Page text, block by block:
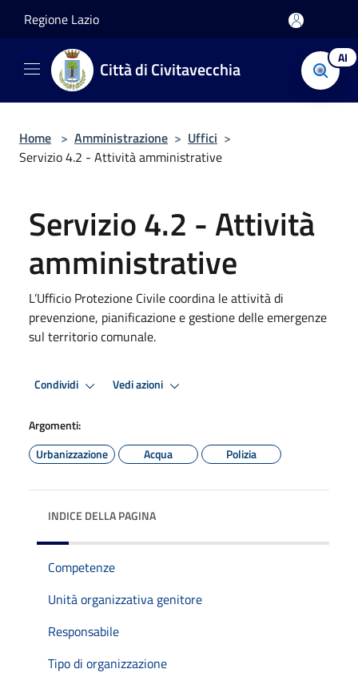
Regione Lazio
Città di Civitavecchia AI
Home > Amministrazione > Uffici >
Servizio 4.2 - Attività amministrative
Servizio 4.2 - Attività
amministrative
L’Ufficio Protezione Civile coordina le attività di
prevenzione, pianificazione e gestione delle emergenze
sul territorio comunale.
Condividi Vedi azioni
Argomenti:
Urbanizzazione
Acqua Polizia
INDICE DELLA PAGINA
Competenze
Unità organizzativa genitore
Responsabile
Tipo di organizzazione